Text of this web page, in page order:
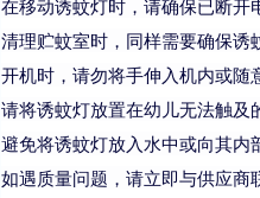
在移动诱蚊灯时，请确保已断开
清理贮蚊室时，同样需要确保诱
开机时，请勿将手伸入机内或随
请将诱蚊灯放置在幼儿无法触及
避免将诱蚊灯放入水中或向其内
如遇质量问题，请立即与供应商